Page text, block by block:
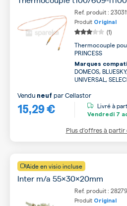
Ref. produit :
Produit Original
(1)
Thermocouple
PRINCESS
Marques
DOMEOS,
UNIVERSAL,
15,29 €
Vendu neuf parCellastor
Livré à
Vendredi 7
Plus d’offres à partir
Aide en visio incluse
Inter m/a 55x30x20mm
Ref. produit :
Produit Original